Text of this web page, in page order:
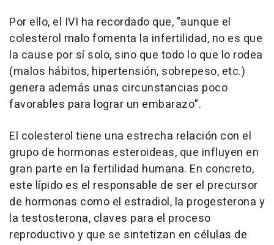
Por ello, el IVI ha recordado que, "aunque el
colesterol malo fomenta la infertilidad, no es que
la cause por sí solo, sino que todo lo que lo rodea
(malos hábitos, hipertensión, sobrepeso, etc.)
genera además unas circunstancias poco
favorables para lograr un embarazo".
El colesterol tiene una estrecha relación con el
grupo de hormonas esteroideas, que influyen en
gran parte en la fertilidad humana. En concreto,
este lípido es el responsable de ser el precursor
de hormonas como el estradiol, la progesterona y
la testosterona, claves para el proceso
reproductivo y que se sintetizan en células de